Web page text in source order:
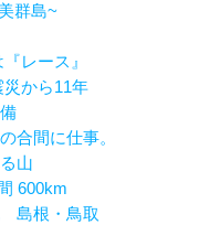
群島~
レース』
から11年
合間に仕事。
山
600km
島根・鳥取